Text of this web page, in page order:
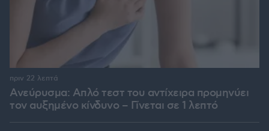
Ανεύρυσμα: Απλό τεστ του αντίχειρα προμηνύει
τον αυξημένο κίνδυνο – Γίνεται σε 1 λεπτό
πριν 22 λεπτά